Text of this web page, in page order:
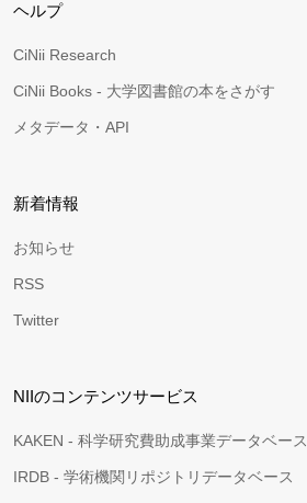
ヘルプ
CiNii Research
CiNii Books - 大学図書館の本をさがす
メタデータ・API
新着情報
お知らせ
RSS
Twitter
NIIのコンテンツサービス
KAKEN - 科学研究費助成事業データベース
IRDB - 学術機関リポジトリデータベース